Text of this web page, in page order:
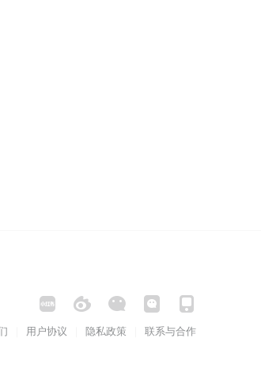
用户协议 隐私政策 联系与合作